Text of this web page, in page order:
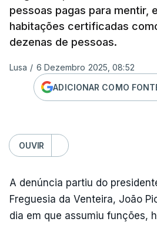
pessoas pagas para mentir,
habitações certificadas
dezenas de pessoas.
Lusa / 6 Dezembro 2025, 08:52
ADICIONAR COMO
OUVIR
A denúncia partiu do
Freguesia da Venteira, João
dia em que assumiu funções,